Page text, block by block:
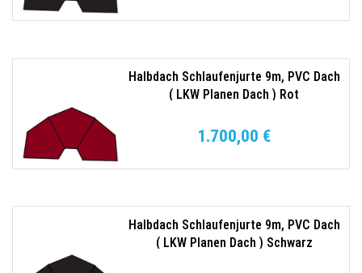
Halbdach Schlaufenjurte 9m, PVC Dach
( LKW Planen Dach ) Rot
1.700,00 €
Halbdach Schlaufenjurte 9m, PVC Dach
( LKW Planen Dach ) Schwarz